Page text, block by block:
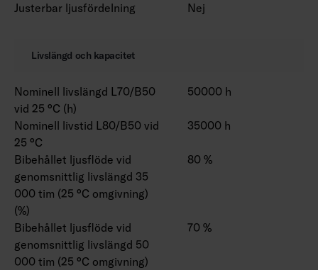
Justerbar ljusfördelning
Nej
Livslängd och kapacitet
Nominell livslängd L70/B50
vid 25 °C (h)
50000 h
Nominell livstid L80/B50 vid
25 °C
35000 h
Bibehållet ljusflöde vid
genomsnittlig livslängd 35
000 tim (25 °C omgivning)
(%)
80 %
Bibehållet ljusflöde vid
genomsnittlig livslängd 50
000 tim (25 °C omgivning)
70 %